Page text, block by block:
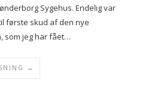
Sygehus. Endelig var
første skud af den nye
som jeg har fået…
→